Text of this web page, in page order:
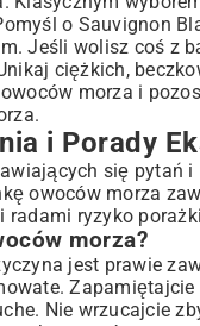
o Sauvignon
Jeśli wolisz coś z
ciężkich,
morza i
i Porady
się pytań
owoców morza
radami ryzyko
morza?
jest prawie
Nie wrzucajcie